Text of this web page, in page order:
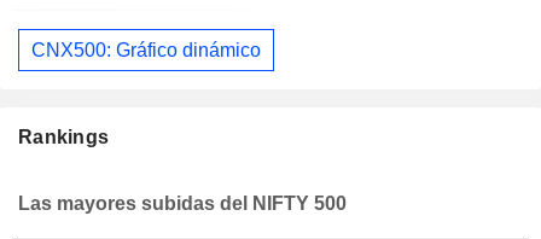
CNX500: Gráfico dinámico
Rankings
Las mayores subidas del NIFTY 500